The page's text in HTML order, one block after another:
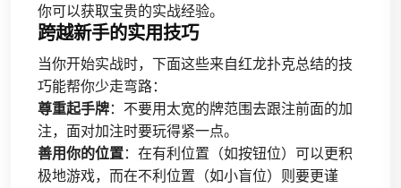
你可以获取宝贵的实战经验。
跨越新手的实用技巧
当你开始实战时，下面这些来自红龙扑克总结的技
巧能帮你少走弯路：
尊重起手牌：不要用太宽的牌范围去跟注前面的加
注，面对加注时要玩得紧一点。
善用你的位置：在有利位置（如按钮位）可以更积
极地游戏，而在不利位置（如小盲位）则要更谨